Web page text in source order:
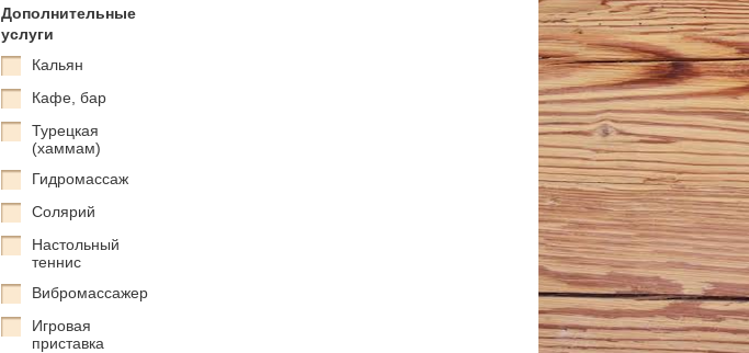
Дополнительные
услуги
Кальян
Кафе, бар
Турецкая
(хаммам)
Гидромассаж
Солярий
Настольный
теннис
Вибромассажер
Игровая
приставка